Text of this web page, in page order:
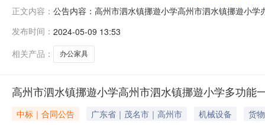
正文内容： 公告内容：高州市泗水镇挪遊小学高州市泗水镇挪遊小
州市泗水镇挪遊小学联系方式：0668-6860577供应商(
发布时间： 2024-05-09 13:53
相关产品：
办公家具
高州市泗水镇挪遊小学高州市泗水镇挪遊小学多功能
中标｜合同公告 广东省｜茂名市｜高州市 机械设备
货物